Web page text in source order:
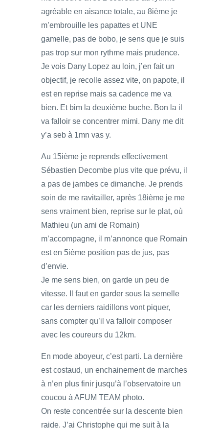
agréable en aisance totale, au 8ième je
m’embrouille les papattes et UNE
gamelle, pas de bobo, je sens que je suis
pas trop sur mon rythme mais prudence.
Je vois Dany Lopez au loin, j’en fait un
objectif, je recolle assez vite, on papote, il
est en reprise mais sa cadence me va
bien. Et bim la deuxième buche. Bon la il
va falloir se concentrer mimi. Dany me dit
y’a seb à 1mn vas y.
Au 15ième je reprends effectivement
Sébastien Decombe plus vite que prévu, il
a pas de jambes ce dimanche. Je prends
soin de me ravitailler, après 18ième je me
sens vraiment bien, reprise sur le plat, où
Mathieu (un ami de Romain)
m’accompagne, il m’annonce que Romain
est en 5ième position pas de jus, pas
d’envie.
Je me sens bien, on garde un peu de
vitesse. Il faut en garder sous la semelle
car les derniers raidillons vont piquer,
sans compter qu’il va falloir composer
avec les coureurs du 12km.
En mode aboyeur, c’est parti. La dernière
est costaud, un enchainement de marches
à n’en plus finir jusqu’à l’observatoire un
coucou à AFUM TEAM photo.
On reste concentrée sur la descente bien
raide. J’ai Christophe qui me suit à la